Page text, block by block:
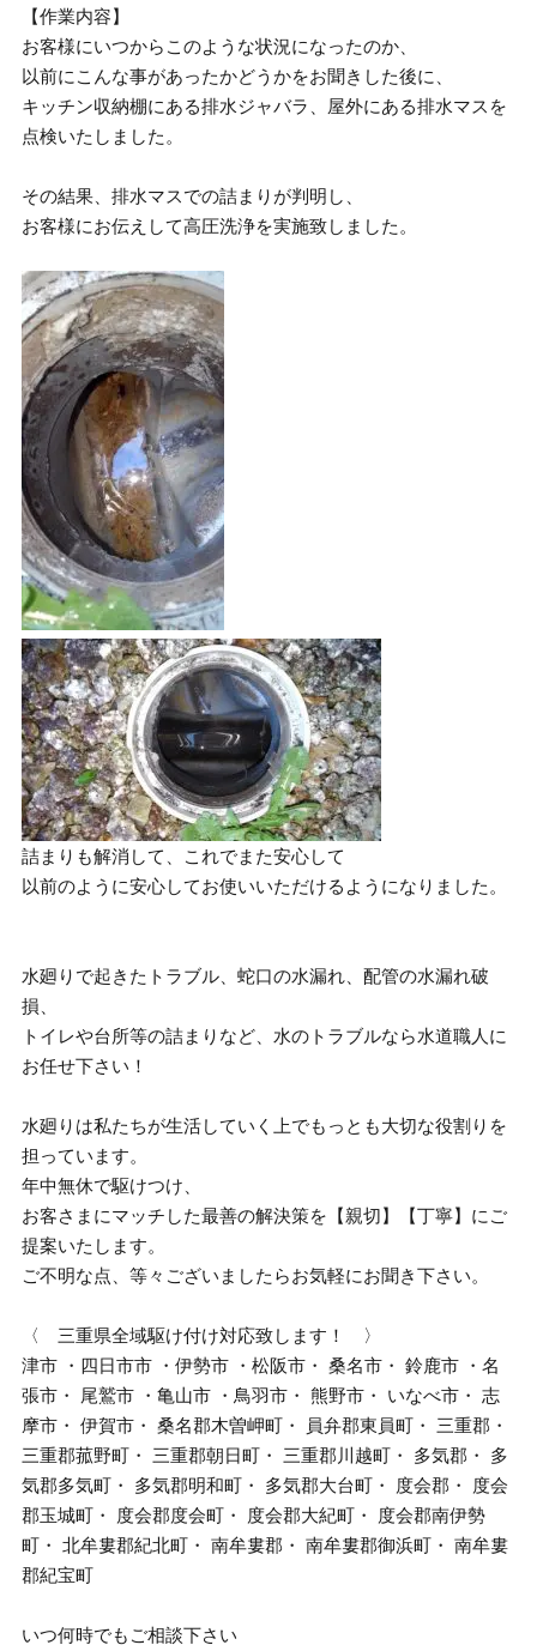
【作業内容】
お客様にいつからこのような状況になったのか、
以前にこんな事があったかどうかをお聞きした後に、
キッチン収納棚にある排水ジャバラ、屋外にある排水マスを
点検いたしました。
その結果、排水マスでの詰まりが判明し、
お客様にお伝えして高圧洗浄を実施致しました。
詰まりも解消して、これでまた安心して
以前のように安心してお使いいただけるようになりました。
水廻りで起きたトラブル、蛇口の水漏れ、配管の水漏れ破
損、
トイレや台所等の詰まりなど、水のトラブルなら水道職人に
お任せ下さい！
水廻りは私たちが生活していく上でもっとも大切な役割りを
担っています。
年中無休で駆けつけ、
お客さまにマッチした最善の解決策を【親切】【丁寧】にご
提案いたします。
ご不明な点、等々ございましたらお気軽にお聞き下さい。
〈 三重県全域駆け付け対応致します！ 〉
津市 ・四日市市 ・伊勢市 ・松阪市・ 桑名市・ 鈴鹿市 ・名
張市・ 尾鷲市 ・亀山市 ・鳥羽市・ 熊野市・ いなべ市・ 志
摩市・ 伊賀市・ 桑名郡木曽岬町・ 員弁郡東員町・ 三重郡・
三重郡菰野町・ 三重郡朝日町・ 三重郡川越町・ 多気郡・ 多
気郡多気町・ 多気郡明和町・ 多気郡大台町・ 度会郡・ 度会
郡玉城町・ 度会郡度会町・ 度会郡大紀町・ 度会郡南伊勢
町・ 北牟婁郡紀北町・ 南牟婁郡・ 南牟婁郡御浜町・ 南牟婁
郡紀宝町
いつ何時でもご相談下さい